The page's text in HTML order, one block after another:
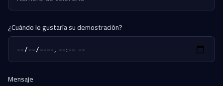
¿Cuándo le gustaría su demostración?
Mensaje